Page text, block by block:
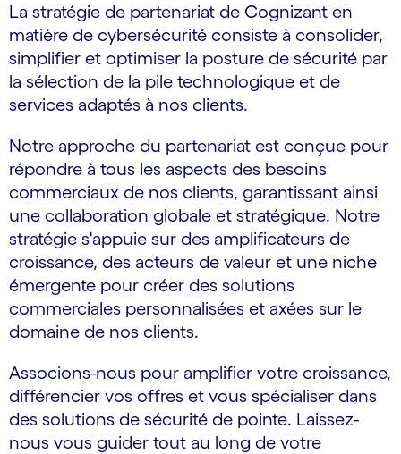
La stratégie de partenariat de Cognizant en
matière de cybersécurité consiste à consolider,
simplifier et optimiser la posture de sécurité par
la sélection de la pile technologique et de
services adaptés à nos clients.
Notre approche du partenariat est conçue pour
répondre à tous les aspects des besoins
commerciaux de nos clients, garantissant ainsi
une collaboration globale et stratégique. Notre
stratégie s'appuie sur des amplificateurs de
croissance, des acteurs de valeur et une niche
émergente pour créer des solutions
commerciales personnalisées et axées sur le
domaine de nos clients.
Associons-nous pour amplifier votre croissance,
différencier vos offres et vous spécialiser dans
des solutions de sécurité de pointe. Laissez-
nous vous guider tout au long de votre